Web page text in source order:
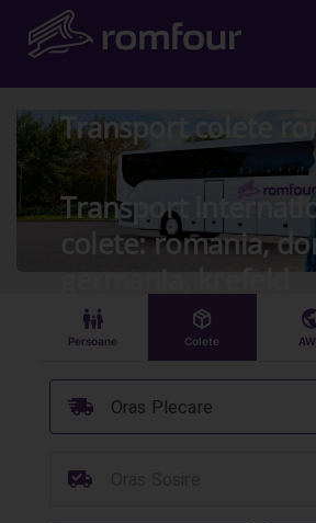
Transport colete
Transport
colete: romania,
germania, krefeld
󱠣
Persoane
󰏗
Colete
Oras Plecare
󰞈
󰳔